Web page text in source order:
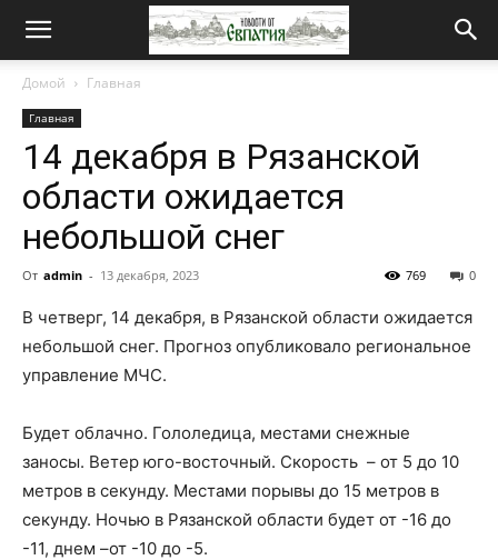
Новости
Домой Главная
Главная
14 декабря в Рязанской
области ожидается
небольшой снег
От admin - 13 декабря, 2023 0
769
В четверг, 14 декабря, в Рязанской области ожидается
небольшой снег. Прогноз опубликовало региональное
управление МЧС.
Будет облачно. Гололедица, местами снежные
заносы. Ветер юго-восточный. Скорость ­ – от 5 до 10
метров в секунду. Местами порывы до 15 метров в
секунду. Ночью в Рязанской области будет от -16 до
-11, днем –от -10 до -5.